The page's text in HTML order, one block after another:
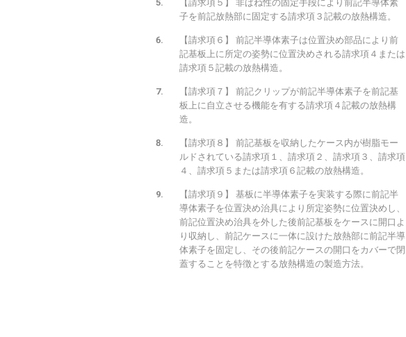
【請求項５】 非ばね性の固定手段により前記半導体素
子を前記放熱部に固定する請求項３記載の放熱構造。
【請求項６】 前記半導体素子は位置決め部品により前
記基板上に所定の姿勢に位置決めされる請求項４または
請求項５記載の放熱構造。
【請求項７】 前記クリップが前記半導体素子を前記基
板上に自立させる機能を有する請求項４記載の放熱構
造。
【請求項８】 前記基板を収納したケース内が樹脂モー
ルドされている請求項１、請求項２、請求項３、請求項
４、請求項５または請求項６記載の放熱構造。
【請求項９】 基板に半導体素子を実装する際に前記半
導体素子を位置決め治具により所定姿勢に位置決めし、
前記位置決め治具を外した後前記基板をケースに開口よ
り収納し、前記ケースに一体に設けた放熱部に前記半導
体素子を固定し、その後前記ケースの開口をカバーで閉
蓋することを特徴とする放熱構造の製造方法。